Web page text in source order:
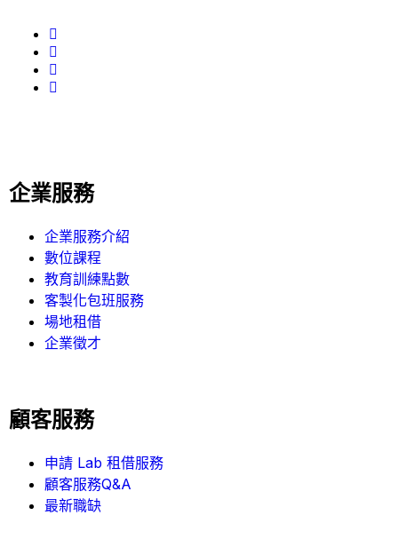
企業服務
企業服務介紹
數位課程
教育訓練點數
客製化包班服務
場地租借
企業徵才
顧客服務
申請 Lab 租借服務
顧客服務Q&A
最新職缺